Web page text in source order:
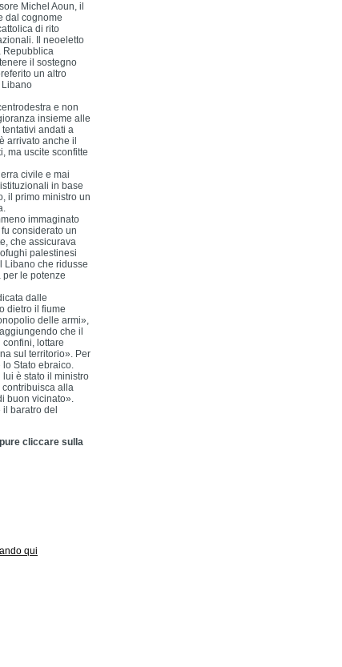
Michel Aoun, il
dal cognome
di rito
Il neoeletto
Repubblica
il sostegno
un altro
Libano
e non
insieme alle
andati a
arrivato anche il
ma uscite sconfitte
civile e mai
in base
il primo ministro un
immaginato
considerato un
che assicurava
palestinesi
Libano che ridusse
le potenze
dalle
dietro il fiume
delle armi»,
che il
lottare
sul territorio». Per
lo Stato ebraico.
lui è stato il ministro
contribuisca alla
buon vicinato».
baratro del
cliccare sulla
qui